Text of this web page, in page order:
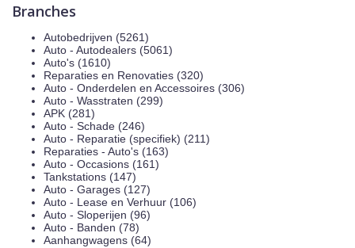
Branches
Autobedrijven (5261)
Auto - Autodealers (5061)
Auto's (1610)
Reparaties en Renovaties (320)
Auto - Onderdelen en Accessoires (306)
Auto - Wasstraten (299)
APK (281)
Auto - Schade (246)
Auto - Reparatie (specifiek) (211)
Reparaties - Auto's (163)
Auto - Occasions (161)
Tankstations (147)
Auto - Garages (127)
Auto - Lease en Verhuur (106)
Auto - Sloperijen (96)
Auto - Banden (78)
Aanhangwagens (64)